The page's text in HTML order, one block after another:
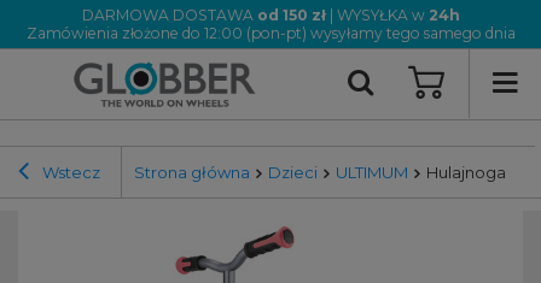
DARMOWA DOSTAWA od 150 zł| WYSYŁKA w 24h
Zamówienia złożone do 12:00 (pon-pt) wysyłamy tego samego dnia
Wstecz Strona główna Dzieci ULTIMUM Hulajnoga